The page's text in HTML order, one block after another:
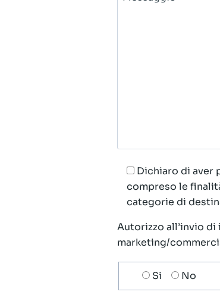
Dichiaro di aver
compreso le
categorie di
Autorizzo all’invio
marketing/
Scelta
invio
Si No